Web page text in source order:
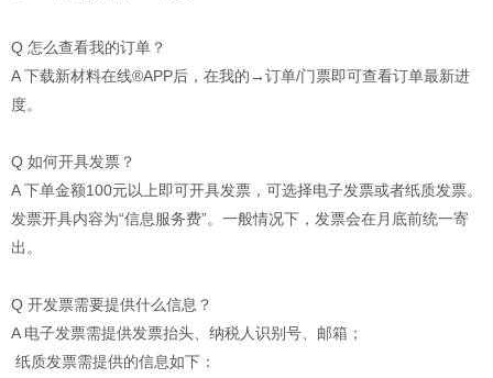
Q 怎么查看我的订单？
A 下载新材料在线®APP后，在我的→订单/门票即可查看订单最新进
度。
Q 如何开具发票？
A 下单金额100元以上即可开具发票，可选择电子发票或者纸质发票。
发票开具内容为“信息服务费”。一般情况下，发票会在月底前统一寄
出。
Q 开发票需要提供什么信息？
A 电子发票需提供发票抬头、纳税人识别号、邮箱；
纸质发票需提供的信息如下：